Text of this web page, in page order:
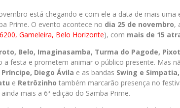
está chegando e com ele a data de mais
Prime. O evento acontece no dia 25 de novembro,
Gameleira, Belo Horizonte), com mais de 15
Belo, Imaginasamba, Turma do Pagode,
a festa e prometem animar o público presente. Mas
Diego Ávila e as bandas Swing e
e Retrôzinho também marcarão presença no
mais a 6ª edição do Samba Prime.